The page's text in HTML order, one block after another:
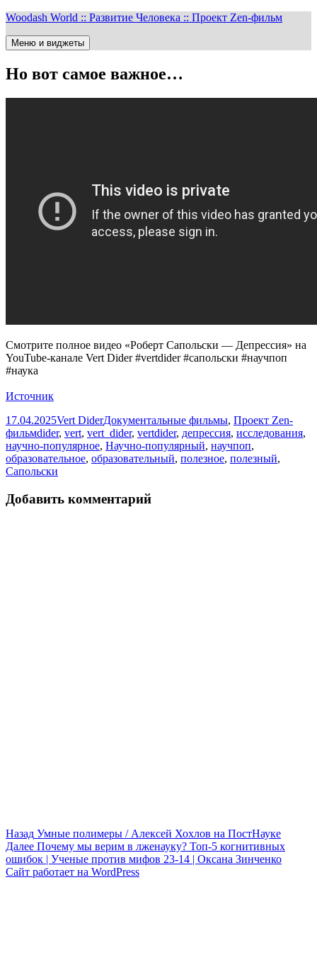
Перейти
содержимому
Woodash World :: Развитие Человека :: Проект Zen-фильм
Меню и виджеты
Но вот самое важное…
Смотрите полное видео «Роберт Сапольски — Депрессия» на
YouTube-канале Vert Dider #vertdider #сапольски #научпоп
#наука
Источник
Опубликовано
17.04.2025Автор
Vert DiderРубрики
Документальные фильмы, Проект Zen-
фильмМетки
dider, vert, vert_dider, vertdider, депрессия, исследования,
научно-популярное, Научно-популярный, научпоп,
образовательное, образовательный, полезное, полезный,
Сапольски
Добавить комментарий
Навигация
по
записям
Назад Предыдущая
запись:
Умные полимеры / Алексей Хохлов на ПостНауке
Далее Следующая
запись:
Почему мы верим в лженауку? Топ-5 когнитивных
ошибок | Ученые против мифов 23-14 | Оксана Зинченко
Сайт работает на WordPress